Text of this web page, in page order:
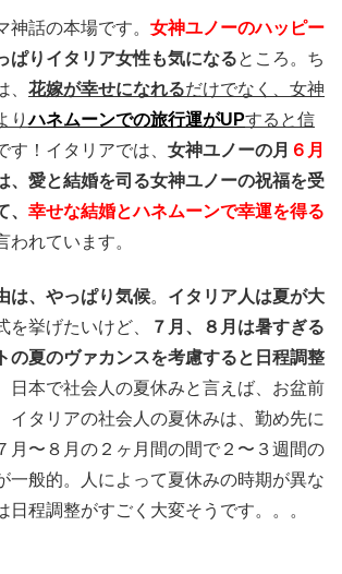
神話の本場です。 女神ユノーのハッピー
ぱりイタリア女性も気になるところ。ち
、 花嫁が幸せになれるだけでなく、女神
りハネムーンでの旅行運がUPすると信
す！イタリアでは、 女神ユノーの月 ６月
、愛と結婚を司る女神ユノーの祝福を受
幸せな結婚とハネムーンで幸運を得る
われています。
は、やっぱり気候。 イタリア人は夏が大
を挙げたいけど、
７月、８月は暑すぎる
の夏のヴァカンスを考慮すると日程調整
日本で社会人の夏休みと言えば、お盆前
イタリアの社会人の夏休みは、勤め先に
月〜８月の２ヶ月間の間で２〜３週間の
一般的。人によって夏休みの時期が異な
日程調整がすごく大変そうです。。。